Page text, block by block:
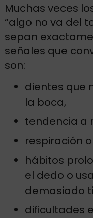
Muchas veces
“algo no va del
sepan
señales que
son:
dientes que
la boca,
tendencia a
respiración
hábitos
el dedo o
demasiado
dificultades